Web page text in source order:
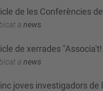
de les Conferències
a news
de xerrades
a news
joves investigadors de